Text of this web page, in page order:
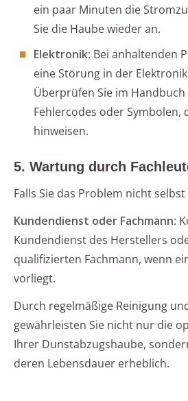
ein paar Minuten die
Sie die Haube wieder an.
Elektronik: Bei anhaltenden
eine Störung in der
Überprüfen Sie im
Fehlercodes oder Symbolen,
hinweisen.
5. Wartung durch
Falls Sie das Problem nicht
Kundendienst oder Fachmann:
Kundendienst des Herstellers
qualifizierten Fachmann, wenn
vorliegt.
Durch regelmäßige Reinigung
gewährleisten Sie nicht nur die
Ihrer Dunstabzugshaube,
deren Lebensdauer erheblich.